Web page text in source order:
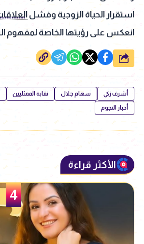
استقرار الحياة الزوجية وفشل
انعكس على رؤيتها الخاصة لمفهوم
شارك
أشرف زكي سهام جلال نقابة الممثليين
أخبار النجوم
الأكثر قراءة
5